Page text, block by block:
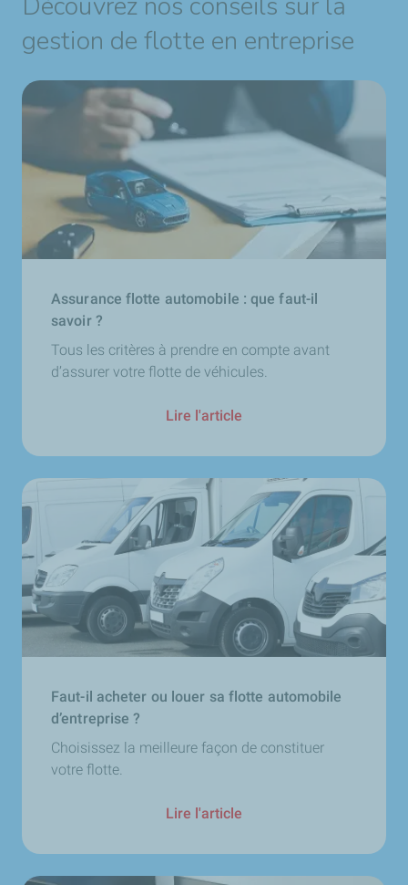
gestion de flotte en entreprise
Assurance flotte automobile : que faut-il
savoir ?
Tous les critères à prendre en compte avant
d’assurer votre flotte de véhicules.
Lire l'article
Faut-il acheter ou louer sa flotte automobile
d’entreprise ?
Choisissez la meilleure façon de constituer
votre flotte.
Lire l'article